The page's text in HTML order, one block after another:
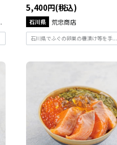
5,400円(税込)
石川県 荒忠商店
石川県でふぐの卵巣の糠漬け等を手...